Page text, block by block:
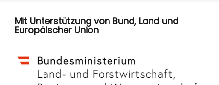
Mit Unterstützung von Bund, Land und
Europäischer Union